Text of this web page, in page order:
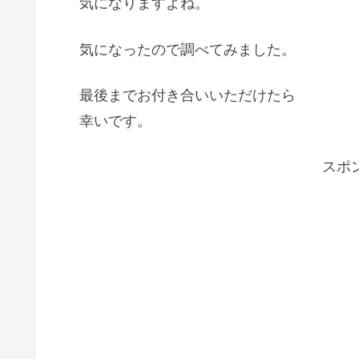
気になったので調べてみました。
最後までお付き合いいただけたら
幸いです。
スポ